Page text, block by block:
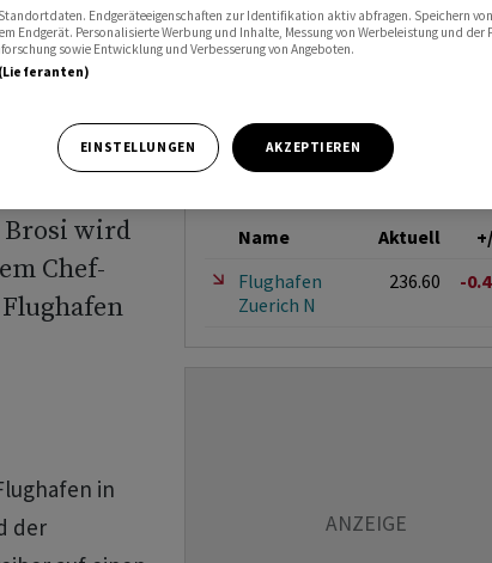
setzt
Kraft aus
Brosi wird
Chef-
in
der
Name Aktuell
Flughafen
Zuerich N
236.60 -
Endgeräteeigenschaften zur Identifikation aktiv abfragen. Speichern
Endgerät. Personalisierte Werbung und Inhalte, Messung von Werbeleistung und der
sowie Entwicklung und Verbesserung von Angeboten.
EINSTELLUNGEN AKZEPTIEREN